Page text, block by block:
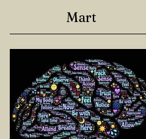
Mart